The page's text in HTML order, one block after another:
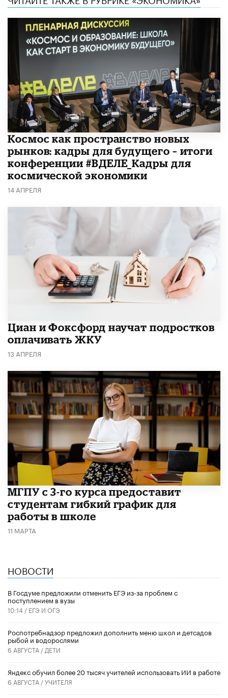
Космос как пространство новых
рынков: кадры для будущего – итоги
конференции #ВДЕЛЕ_Кадры для
космической экономики
14 АПРЕЛЯ
Циан и Фоксфорд научат подростков
оплачивать ЖКУ
13 АПРЕЛЯ
МГПУ с 3-го курса предоставит
студентам гибкий график для
работы в школе
11 МАРТА
НОВОСТИ
В Госдуме предложили отменить ЕГЭ из-за проблем с
поступлением в вузы
10:14 / ЕГЭ И ОГЭ
Роспотребнадзор предложил дополнить меню школ и детсадов
рыбой и водорослями
6 АВГУСТА / ДЕТИ
​Яндекс обучил более 20 тысяч учителей использовать ИИ в работе
6 АВГУСТА /УЧИТЕЛЯ